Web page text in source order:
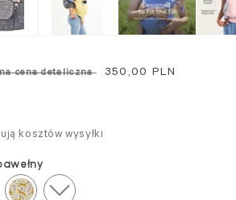
cena detaliczna
Cena
350,00 PLN
kosztów wysyłki